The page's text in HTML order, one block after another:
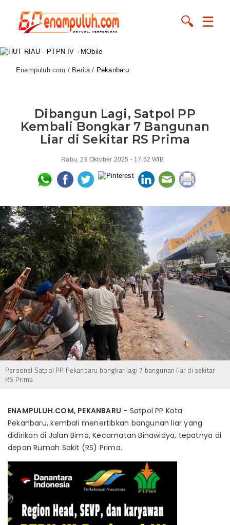
☰
🔍
Enampuluh.com / Berita / Pekanbaru
Dibangun Lagi, Satpol PP
Kembali Bongkar 7 Bangunan
Liar di Sekitar RS Prima
Rabu, 29 Oktober 2025 - 17:52 WIB
Personel Satpol PP Pekanbaru bongkar lagi 7 bangunan liar di sekitar
RS Prima
ENAMPULUH.COM, PEKANBARU - Satpol PP Kota
Pekanbaru, kembali menertibkan bangunan liar yang
didirikan di Jalan Bima, Kecamatan Binawidya, tepatnya di
depan Rumah Sakit (RS) Prima.